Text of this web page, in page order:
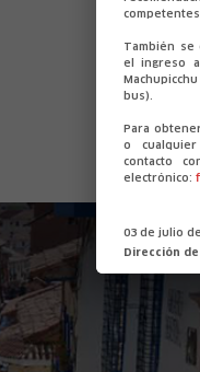
También se
el ingreso
bus).
Para
o cualquier
contacto
electrónico:
03 de julio
Dirección de